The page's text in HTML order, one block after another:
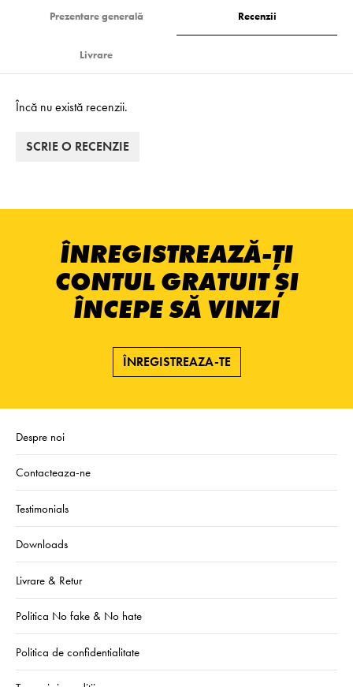
Prezentare generală Recenzii
Livrare
Încă nu există recenzii.
SCRIE O RECENZIE
ÎNREGISTREAZĂ-ȚI
CONTUL GRATUIT ȘI
ÎNCEPE SĂ VINZI
ÎNREGISTREAZA-TE
Despre noi
Contacteaza-ne
Testimonials
Downloads
Livrare & Retur
Politica No fake & No hate
Politica de confidentialitate